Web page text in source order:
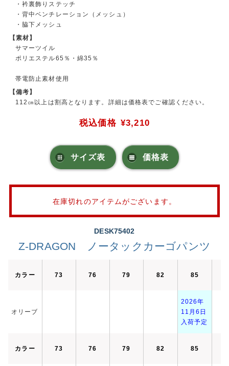
・衿裏飾りステッチ
・背中ベンチレーション（メッシュ）
・脇下メッシュ
【素材】
サマーツイル
ポリエステル65％・綿35％
帯電防止素材使用
【備考】
112㎝以上は割高となります。詳細は価格表でご確認ください。
税込価格 ¥3,210
サイズ表 価格表
在庫切れのアイテムがございます。
DESK75402
Z-DRAGON ノータックカーゴパンツ
カラー 73 76 79 82 85
オリーブ
2026年
11月6日
入荷予定
カラー 73 76 79 82 85